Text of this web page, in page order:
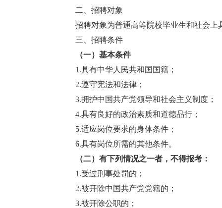
二、招聘对象
招聘对象为普通高等院校毕业生和社会上
三、招聘条件
（一）基本条件
1.具有中华人民共和国国籍；
2.遵守宪法和法律；
3.拥护中国共产党领导和社会主义制度；
4.具有良好的政治素质和道德品行；
5.适应岗位要求的身体条件；
6.具有岗位所需的其他条件。
（二） 有下列情况之一者，不得报考 ：
1.受过刑事处罚的；
2.被开除中国共产党党籍的；
3.被开除公职的；